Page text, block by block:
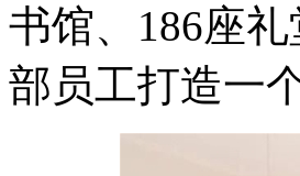
书馆、186座
部员工打造一